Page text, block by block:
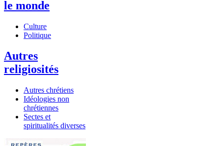
le monde
Culture
Politique
Autres
religiosités
Autres chrétiens
Idéologies non
chrétiennes
Sectes et
spiritualités diverses